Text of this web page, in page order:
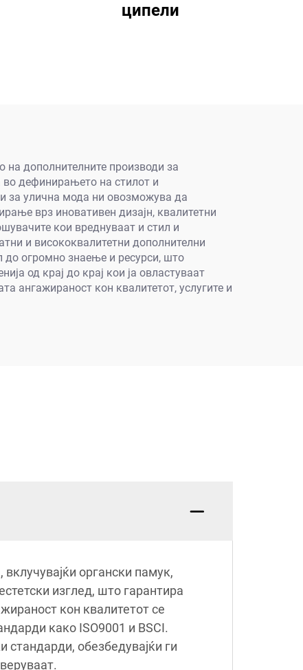
ципели
на дополнителните производи за
во дефинирањето на стилот и
за улична мода ни овозможува да
врз иновативен дизајн, квалитетни
кои вреднуваат и стил и
и висококвалитетни дополнителни
до огромно знаење и ресурси, што
од крај до крај кои ја овластуваат
ангажираност кон квалитетот, услугите и
органски памук,
изглед, што гарантира
кон квалитетот се
како ISO9001 и BSCI.
стандарди, обезбедувајќи ги